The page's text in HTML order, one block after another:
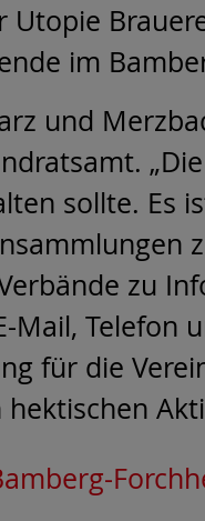
Utopie
im
und
sollte. Es
zu
Mail, Telefon
für die